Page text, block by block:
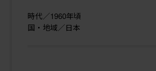
時代／1960年頃
国・地域／日本